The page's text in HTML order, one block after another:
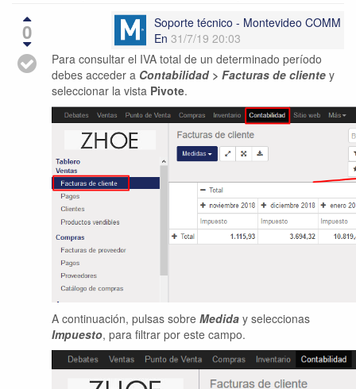
0
Soporte técnico - Montevideo COMM
En 31/7/19 20:03
Para consultar el IVA total de un determinado período
debes acceder a Contabilidad > Facturas de cliente y
seleccionar la vista Pivote.
A continuación, pulsas sobre Medida y seleccionas
Impuesto, para filtrar por este campo.